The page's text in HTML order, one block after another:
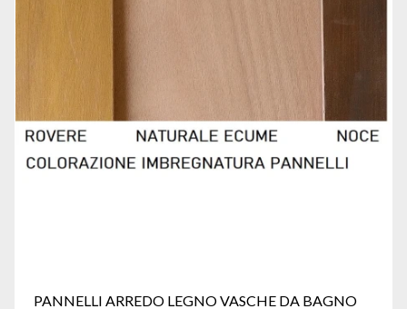
PANNELLI ARREDO LEGNO VASCHE DA BAGNO